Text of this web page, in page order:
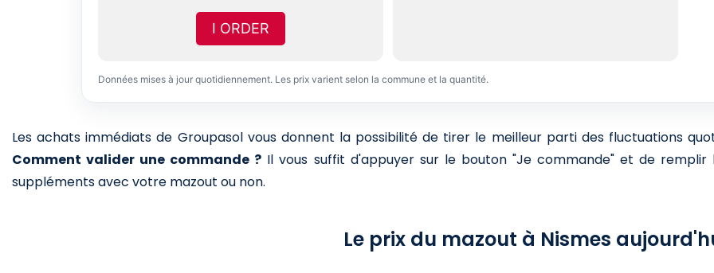
I ORDER
Données mises à jour quotidiennement. Les prix varient selon la commune et la quantité.
Les achats immédiats de Groupasol vous donnent la possibilité de tirer le meilleur parti des fluctuations
Comment valider une commande ? Il vous suffit d'appuyer sur le bouton "Je commande" et de
suppléments avec votre mazout ou non.
Le prix du mazout à Nismes